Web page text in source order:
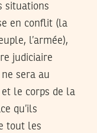
situations
en conflit (la
l’armée),
judiciaire
sera au
et le corps de la
qu’ils
tout les